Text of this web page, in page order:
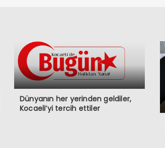
Dünyanın her yerinden geldiler,
Kocaeli’yi tercih ettiler